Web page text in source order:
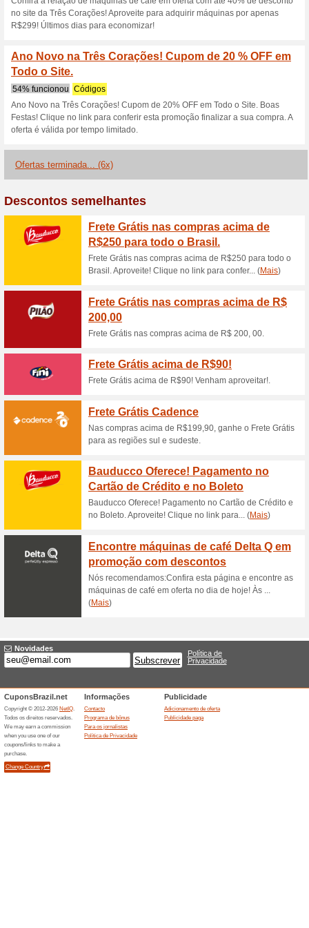
Descontos e
Dica da Hora!
Aproveitar
71% funcionou
Dica da Hora! Combo Touch
link para conferir esta
Agora na 3
partir de
64% funcionou
Agora na 3 Corações!
Confira! Clique no link para
Newsletter Três
Benefício
72% funcionou
Cadastrando seu e-mail na
primeira mão notícias de
exclusivos! Aproveite!